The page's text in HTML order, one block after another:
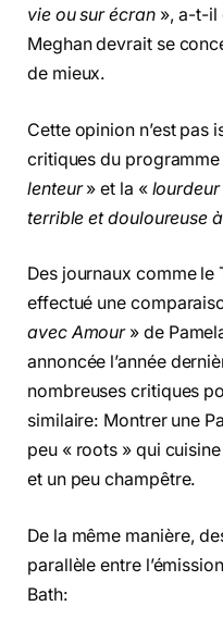
vie ou sur écran », a-t-il
Meghan devrait se
de mieux.
Cette opinion n’est pas
critiques du
lenteur» et la « lourdeur
terrible et douloureuse
Des journaux comme
effectué une
avec Amour» de
annoncée l’année
nombreuses critiques
similaire: Montrer une
peu « roots » qui
et un peu champêtre.
De la même manière,
parallèle entre
Bath: